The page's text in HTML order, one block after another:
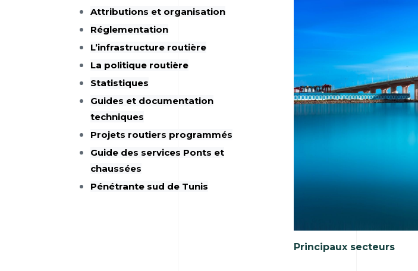
Attributions et organisation
Réglementation
L’infrastructure routière
La politique routière
Statistiques
Guides et documentation
techniques
Projets routiers programmés
Guide des services Ponts et
chaussées
Pénétrante sud de Tunis
Principaux secteurs